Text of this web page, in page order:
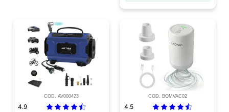
COD. AV000423
4.9
COD. BOMVAC02
4.5